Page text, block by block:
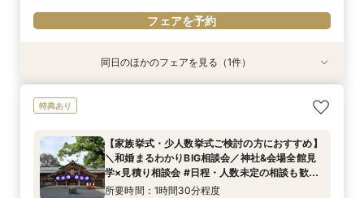
フェアを予約
8/22(土)
＼マイナビ限定！和婚まるわかりBIG相談会／神
社&会場全館見学×見積り相談会#日程・人数未定
所要時間：1時間30分程度
9:00〜
10:30〜
12:00〜
13:30〜
同日のほかのフェアを見る（1件）
特典あり
【家族挙式・少人数挙式ご検討の方におすすめ】
＼和婚まるわかりBIG相談会／神社&会場全館見
学×見積り相談会 #日程・人数未定の相談も歓迎
◎
所要時間：1時間30分程度